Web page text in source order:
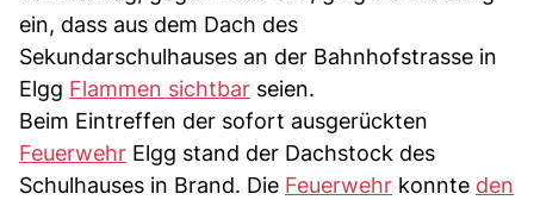
ein, dass aus dem Dach des
Sekundarschulhauses an der Bahnhofstrasse in
Elgg Flammen sichtbar seien.
Beim Eintreffen der sofort ausgerückten
Feuerwehr Elgg stand der Dachstock des
Schulhauses in Brand. Die Feuerwehr konnte den